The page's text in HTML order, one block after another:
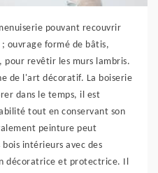
pouvant recouvrir
ouvrage formé de bâtis,
pour revêtir les murs lambris.
de l'art décoratif. La boiserie
dans le temps, il est
tout en conservant son
peinture peut
bois intérieurs avec des
décoratrice et protectrice. Il